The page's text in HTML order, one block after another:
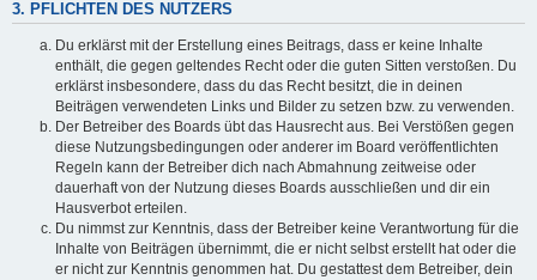
3. PFLICHTEN DES NUTZERS
Du erklärst mit der Erstellung eines Beitrags, dass er keine Inhalte
enthält, die gegen geltendes Recht oder die guten Sitten verstoßen. Du
erklärst insbesondere, dass du das Recht besitzt, die in deinen
Beiträgen verwendeten Links und Bilder zu setzen bzw. zu verwenden.
Der Betreiber des Boards übt das Hausrecht aus. Bei Verstößen gegen
diese Nutzungsbedingungen oder anderer im Board veröffentlichten
Regeln kann der Betreiber dich nach Abmahnung zeitweise oder
dauerhaft von der Nutzung dieses Boards ausschließen und dir ein
Hausverbot erteilen.
Du nimmst zur Kenntnis, dass der Betreiber keine Verantwortung für die
Inhalte von Beiträgen übernimmt, die er nicht selbst erstellt hat oder die
er nicht zur Kenntnis genommen hat. Du gestattest dem Betreiber, dein